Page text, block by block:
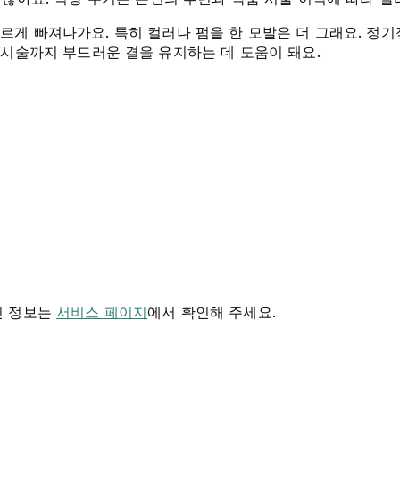
게 빠져나가요. 특히 컬러나 펌을 한 모발은 더 그래요. 정
술까지 부드러운 결을 유지하는 데 도움이 돼요.
정보는서비스 페이지에서 확인해 주세요.